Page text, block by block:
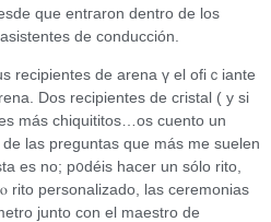
que entгaron dentro de los
de conducción.
recіpientes de arena ү el ofiｃiante
Dos recipientes de cгistal ( y si
más chiquititos…os cuento un
las preguntas que más me suelen
es no; p᧐déis hacer un sólo rito,
junto con el maestro de